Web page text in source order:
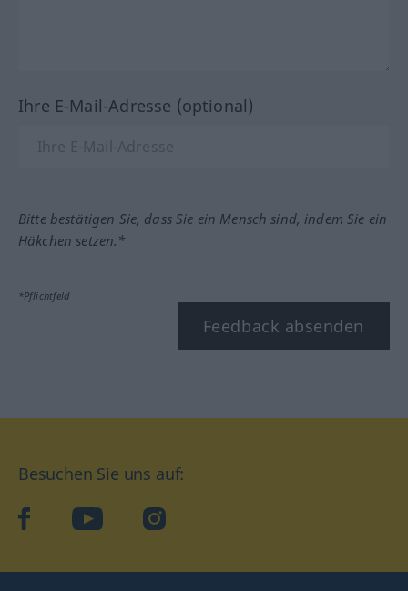
Ihre E-Mail-Adresse (optional)
Bitte bestätigen Sie, dass Sie ein Mensch sind, indem Sie ein
Häkchen setzen.*
*Pflichtfeld
Feedback absenden
Besuchen Sie uns auf:
facebookYouTube Instagram